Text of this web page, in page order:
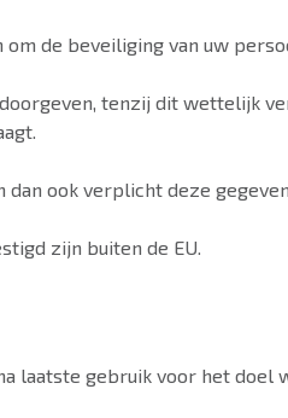
de beveiliging van uw
tenzij dit wettelijk
ook verplicht deze
zijn buiten de EU.
laatste gebruik voor het